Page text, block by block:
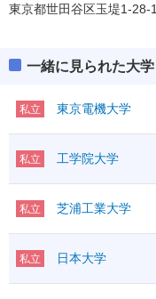
東京都世田谷区玉堤1-28-1
一緒に見られた大学
私立 東京電機大学
私立 工学院大学
私立 芝浦工業大学
私立 日本大学